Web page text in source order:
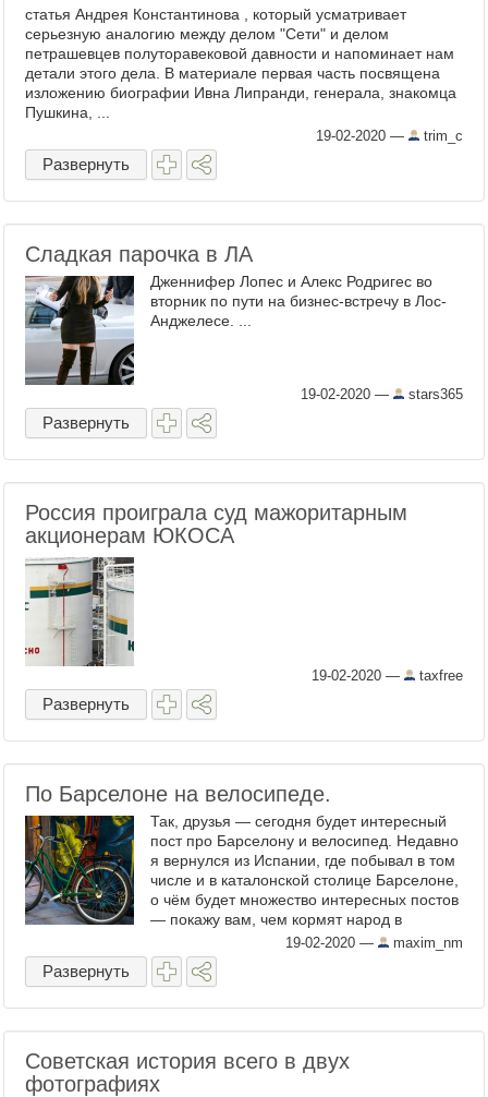
статья Андрея Константинова , который усматривает
серьезную аналогию между делом "Сети" и делом
петрашевцев полуторавековой давности и напоминает нам
детали этого дела. В материале первая часть посвящена
изложению биографии Ивна Липранди, генерала, знакомца
Пушкина, ...
19-02-2020 — trim_c
Развернуть
Сладкая парочка в ЛА
Дженнифер Лопес и Алекс Родригес во
вторник по пути на бизнес-встречу в Лос-
Анджелесе. ...
19-02-2020 — stars365
Развернуть
Россия проиграла суд мажоритарным
акционерам ЮКОСА
19-02-2020 — taxfree
Развернуть
По Барселоне на велосипеде.
Так, друзья — сегодня будет интересный
пост про Барселону и велосипед. Недавно
я вернулся из Испании, где побывал в том
числе и в каталонской столице Барселоне,
о чём будет множество интересных постов
— покажу вам, чем кормят народ в
Испании, что барселонцы думают про
независимость ...
19-02-2020 — maxim_nm
Развернуть
Советская история всего в двух
фотографиях